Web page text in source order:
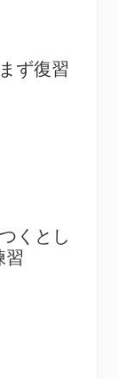
ず復習
くとし
習